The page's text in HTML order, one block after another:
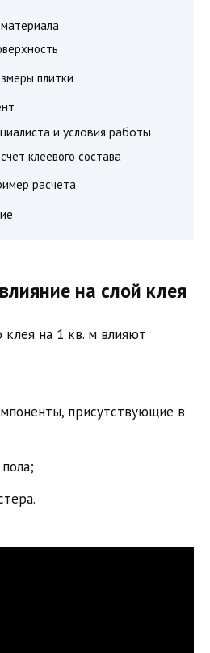
плитки
и условия работы
клеевого состава
расчета
на слой клея
клея на 1 кв. м влияют
присутствующие в